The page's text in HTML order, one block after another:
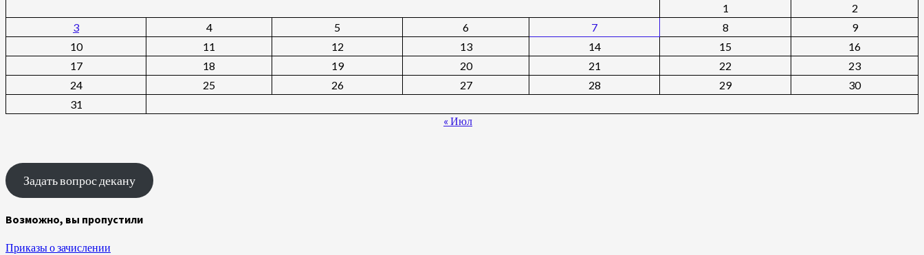
1
2
3
4 5 6 7 8
9
10
11 12 13 14 15
16
17
18 19 20 21 22
23
24
25 26 27 28 29
30
31
« Июл
Задать вопрос декану
Возможно, вы пропустили
Приказы о зачислении